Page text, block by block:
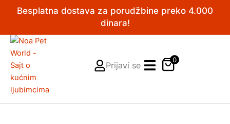
PređiBesplatna dostava za porudžbine preko 4.000
dinara!
Prijavi se
0